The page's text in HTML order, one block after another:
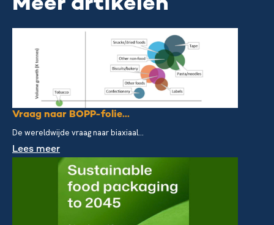
Vraag naar BOPP-folie...
De wereldwijde vraag naar biaxiaal...
Lees meer